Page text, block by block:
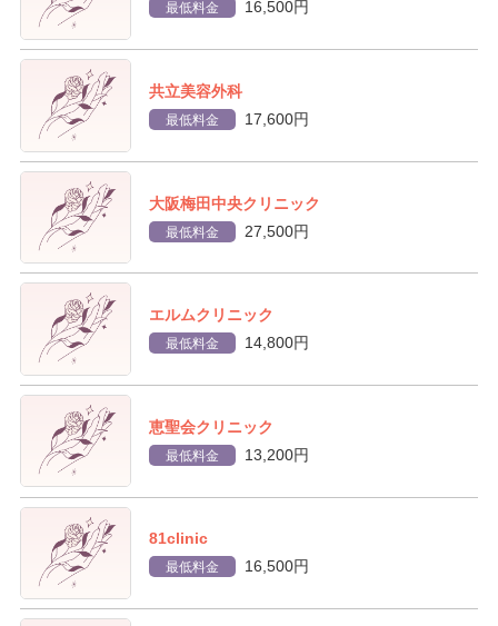
最低料金 16,500円
共立美容外科
最低料金 17,600円
大阪梅田中央クリニック
最低料金 27,500円
エルムクリニック
最低料金 14,800円
恵聖会クリニック
最低料金 13,200円
81clinic
最低料金 16,500円